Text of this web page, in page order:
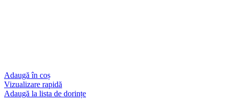
Adaugă în coș
Vizualizare rapidă
Adaugă la lista de dorințe